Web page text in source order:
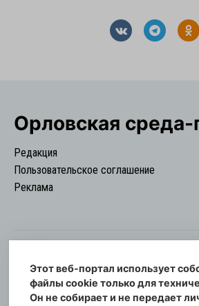
Орловская
Редакция
Пользовательское соглашение
Реклама
© Информационный городской
Орловская cреда-плюс, 2021-
Этот веб-портал использует
файлы cookie только для
Он не собирает и не передает